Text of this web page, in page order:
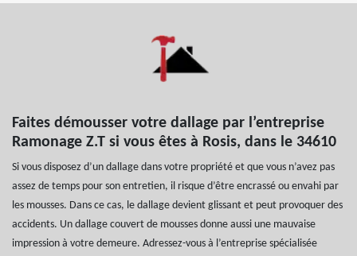
Faites démousser votre dallage par l’entreprise
Ramonage Z.T si vous êtes à Rosis, dans le 34610
Si vous disposez d’un dallage dans votre propriété et que vous n’avez pas
assez de temps pour son entretien, il risque d’être encrassé ou envahi par
les mousses. Dans ce cas, le dallage devient glissant et peut provoquer des
accidents. Un dallage couvert de mousses donne aussi une mauvaise
impression à votre demeure. Adressez-vous à l’entreprise spécialisée